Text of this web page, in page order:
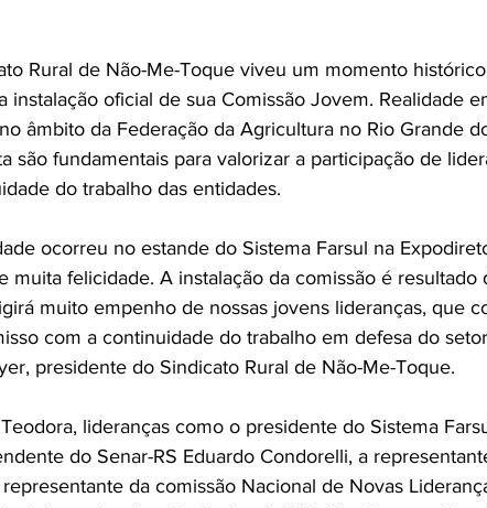
Rural de Não-Me-Toque viveu um momento
instalação oficial de sua Comissão Jovem. Realidade
âmbito da Federação da Agricultura no Rio Grande
são fundamentais para valorizar a participação de
do trabalho das entidades.
ocorreu no estande do Sistema Farsul na
muita felicidade. A instalação da comissão é
muito empenho de nossas jovens lideranças, que
com a continuidade do trabalho em defesa do
presidente do Sindicato Rural de Não-Me-Toque.
lideranças como o presidente do Sistema
do Senar-RS Eduardo Condorelli, a
da comissão Nacional de Novas